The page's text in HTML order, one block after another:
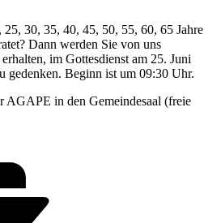
25, 30, 35, 40, 45, 50, 55, 60, 65 Jahre
Dann werden Sie von uns
im Gottesdienst am 25. Juni
gedenken. Beginn ist um 09:30 Uhr.
AGAPE in den Gemeindesaal (freie